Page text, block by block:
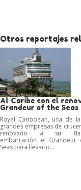
Otros reportajes
Al Caribe con el
Grandeur of the Seas
Royal Caribbean, una de
grandes empresas de
renovado a su
embarcación el Grandeur
Seas para llevarlo...